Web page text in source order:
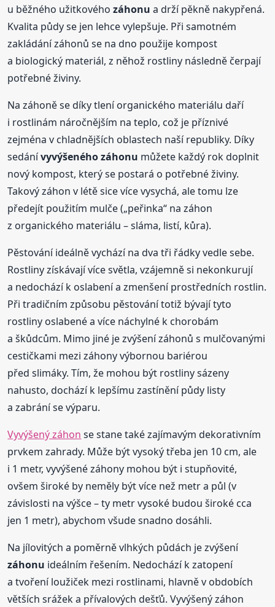
u běžného užitkovéhozáhonu a drží pěkně nakypřená.
Kvalita půdy se jen lehce vylepšuje. Při samotném
zakládání záhonů se na dno použije kompost
a biologický materiál, z něhož rostliny následně čerpají
potřebné živiny.
Na záhoně se díky tlení organického materiálu daří
i rostlinám náročnějším na teplo, což je příznivé
zejména v chladnějších oblastech naší republiky. Díky
sedánívyvýšeného záhonu můžete každý rok doplnit
nový kompost, který se postará o potřebné živiny.
Takový záhon v létě sice více vysychá, ale tomu lze
předejít použitím mulče („peřinka“ na záhon
z organického materiálu – sláma, listí, kůra).
Pěstování ideálně vychází na dva tři řádky vedle sebe.
Rostliny získávají více světla, vzájemně si nekonkurují
a nedochází k oslabení a zmenšení prostředních rostlin.
Při tradičním způsobu pěstování totiž bývají tyto
rostliny oslabené a více náchylné k chorobám
a škůdcům. Mimo jiné je zvýšení záhonů s mulčovanými
cestičkami mezi záhony výbornou bariérou
před slimáky. Tím, že mohou být rostliny sázeny
nahusto, dochází k lepšímu zastínění půdy listy
a zabrání se výparu.
Vyvýšený záhon se stane také zajímavým dekorativním
prvkem zahrady. Může být vysoký třeba jen 10 cm, ale
i 1 metr, vyvýšené záhony mohou být i stupňovité,
ovšem široké by neměly být více než metr a půl (v
závislosti na výšce – ty metr vysoké budou široké cca
jen 1 metr), abychom všude snadno dosáhli.
Na jílovitých a poměrně vlhkých půdách je zvýšení
záhonu ideálním řešením. Nedochází k zatopení
a tvoření loužiček mezi rostlinami, hlavně v obdobích
větších srážek a přívalových dešťů. Vyvýšený záhon